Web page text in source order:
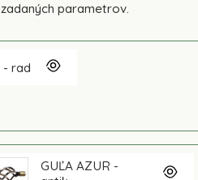
parametrov.
- rad
GUĽA AZUR -